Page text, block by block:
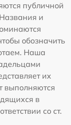
публичной
и
обозначить
Наша
их
выполняются
в
со ст.